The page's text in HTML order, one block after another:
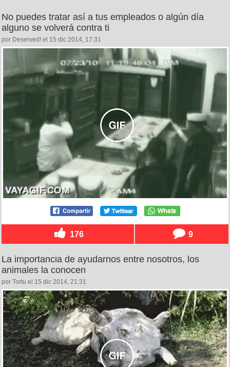
No puedes tratar así a tus empleados o algún día
alguno se volverá contra ti
por Deserved! el 15 dic 2014, 17:31
176 9
La importancia de ayudarnos entre nosotros, los
animales la conocen
por Tortu el 15 dic 2014, 21:31